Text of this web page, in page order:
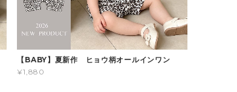
【BABY】夏新作 ヒョウ柄オールインワン
¥1,880